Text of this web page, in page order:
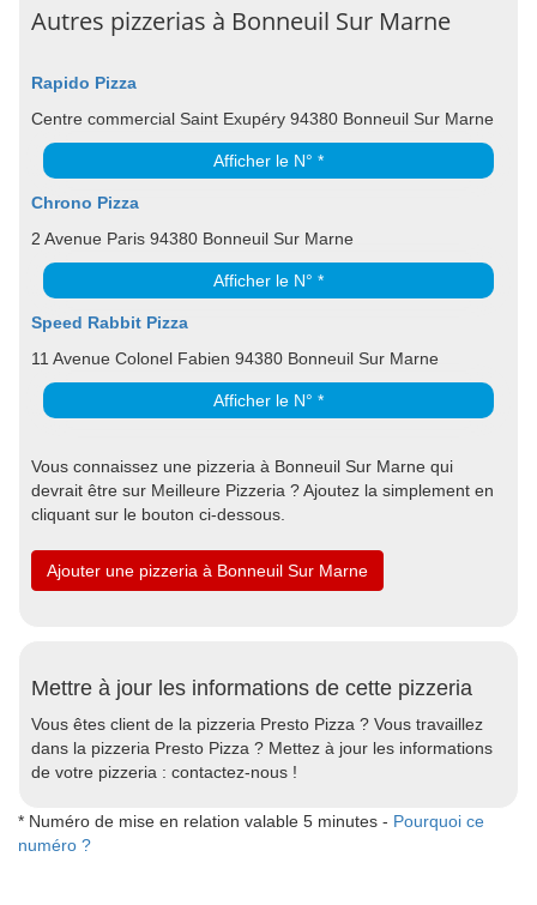
Autres pizzerias à Bonneuil Sur Marne
Rapido Pizza
Centre commercial Saint Exupéry 94380 Bonneuil Sur Marne
Afficher le N° *
Chrono Pizza
2 Avenue Paris 94380 Bonneuil Sur Marne
Afficher le N° *
Speed Rabbit Pizza
11 Avenue Colonel Fabien 94380 Bonneuil Sur Marne
Afficher le N° *
Vous connaissez une pizzeria à Bonneuil Sur Marne qui
devrait être sur Meilleure Pizzeria ? Ajoutez la simplement en
cliquant sur le bouton ci-dessous.
Ajouter une pizzeria à Bonneuil Sur Marne
Mettre à jour les informations de cette pizzeria
Vous êtes client de la pizzeria Presto Pizza ? Vous travaillez
dans la pizzeria Presto Pizza ? Mettez à jour les informations
de votre pizzeria : contactez-nous !
* Numéro de mise en relation valable 5 minutes - Pourquoi ce
numéro ?